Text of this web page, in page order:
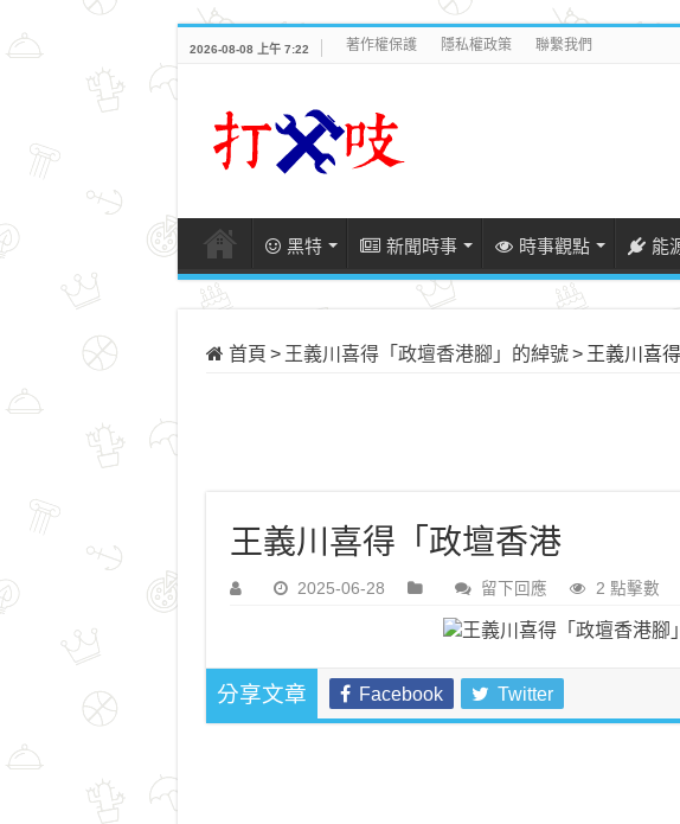
2026-08-08 上午 7:22 著作權保護 隱私權政策 聯繫我們
黑特 新聞時事 時事觀點 能
首頁 > 王義川喜得「政壇香港腳」的綽號 > 王義川喜
王義川喜得「政壇香港
2025-06-28 留下回應 2 點擊數
分享文章 Facebook Twitter